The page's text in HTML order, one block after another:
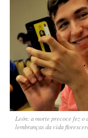
León: a morte precoce fez o
lembranças da vida